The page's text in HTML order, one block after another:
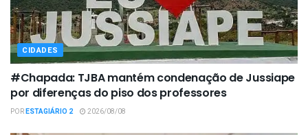
CIDADES
#Chapada: TJBA mantém condenação de Jussiape
por diferenças do piso dos professores
PORESTAGIÁRIO 2 2026/08/08